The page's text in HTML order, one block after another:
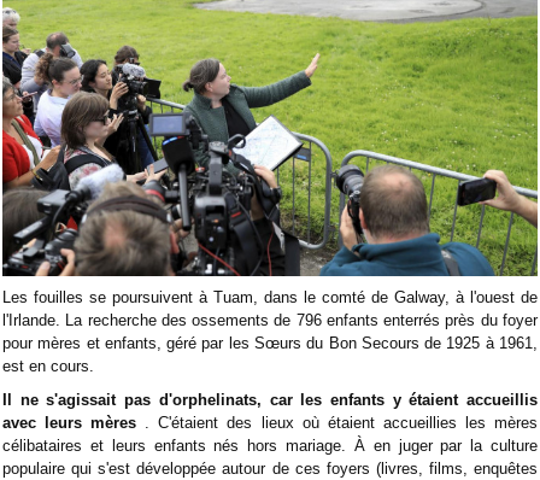
Les fouilles se poursuivent à Tuam, dans le comté de Galway, à l'ouest de
l'Irlande. La recherche des ossements de 796 enfants enterrés près du foyer
pour mères et enfants, géré par les Sœurs du Bon Secours de 1925 à 1961,
est en cours.
Il ne s'agissait pas d'orphelinats, car les enfants y étaient accueillis
avec leurs mères . C'étaient des lieux où étaient accueillies les mères
célibataires et leurs enfants nés hors mariage. À en juger par la culture
populaire qui s'est développée autour de ces foyers (livres, films, enquêtes